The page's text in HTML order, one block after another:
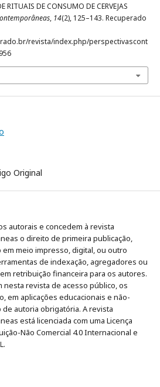
RITUAIS DE CONSUMO DE CERVEJAS
, 14(2), 125–143. Recuperado
revista/index.php/perspectivascont
Original
autorais e concedem à revista
o direito de primeira publicação,
meio impresso, digital, ou outro
de indexação, agregadores ou
retribuição financeira para os autores.
nesta revista de acesso público, os
em aplicações educacionais e não-
autoria obrigatória. A revista
está licenciada com uma Licença
Não Comercial 4.0 Internacional e